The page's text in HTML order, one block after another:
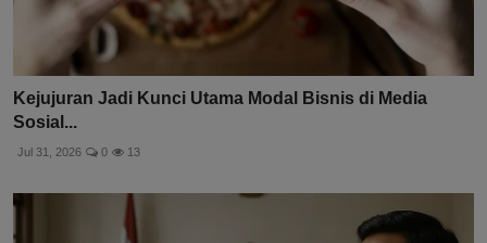
Kejujuran Jadi Kunci Utama Modal Bisnis di Media
Sosial...
Jul 31, 2026 0 13